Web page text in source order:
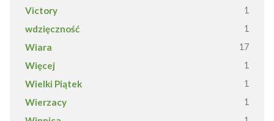
Victory 1
wdzięczność 1
Wiara 17
Więcej 1
Wielki Piątek 1
Wierzacy 1